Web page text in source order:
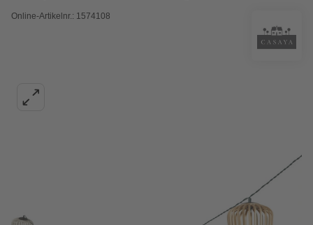
Online-Artikelnr.: 1574108